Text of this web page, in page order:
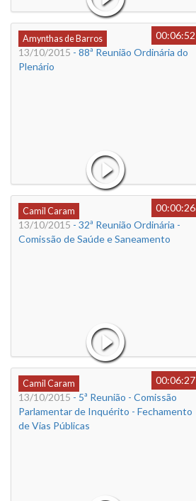
Amynthas de Barros
00:06:52
13/10/2015 - 88ª Reunião Ordinária do
Plenário
Camil Caram
00:00:26
13/10/2015 - 32ª Reunião Ordinária -
Comissão de Saúde e Saneamento
Camil Caram
00:06:27
13/10/2015 - 5ª Reunião - Comissão
Parlamentar de Inquérito - Fechamento
de Vias Públicas